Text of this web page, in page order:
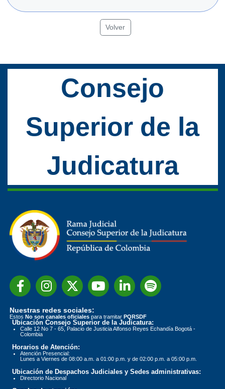
Volver
Consejo
Superior de la
Judicatura
Nuestras redes sociales:
Estos No son canales oficiales para tramitar PQRSDF
Ubicación Consejo Superior de la Judicatura:
Calle 12 No 7 - 65, Palacio de Justicia Alfonso Reyes Echandía Bogotá -
Colombia
Horarios de Atención:
Atención Presencial:
Lunes a Viernes de 08:00 a.m. a 01:00 p.m. y de 02:00 p.m. a 05:00 p.m.
Ubicación de Despachos Judiciales y Sedes administrativas:
Directorio Nacional